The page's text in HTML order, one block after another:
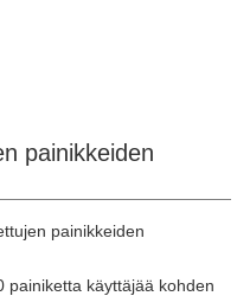
painikkeiden
painikkeiden
painiketta käyttäjää kohden